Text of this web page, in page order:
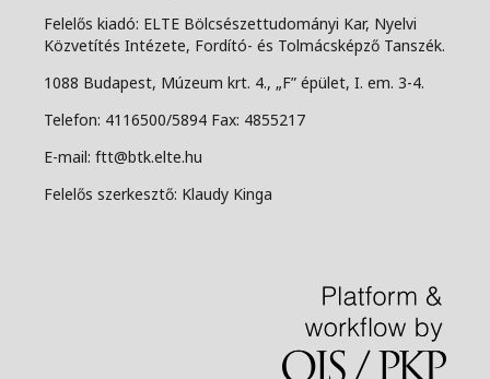
Felelős kiadó: ELTE Bölcsészettudományi Kar, Nyelvi
Közvetítés Intézete, Fordító- és Tolmácsképző Tanszék.
1088 Budapest, Múzeum krt. 4., „F” épület, I. em. 3-4.
Telefon: 4116500/5894 Fax: 4855217
E-mail: ftt@btk.elte.hu
Felelős szerkesztő: Klaudy Kinga